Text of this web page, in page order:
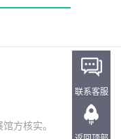
方核实。
联系客服